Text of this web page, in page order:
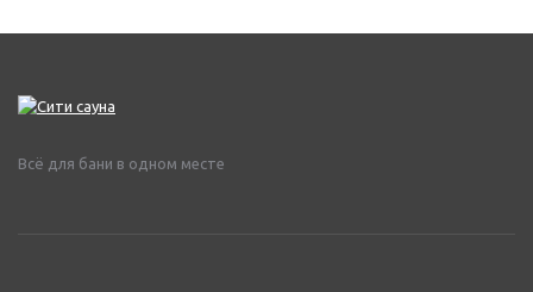
Всё для бани в одном месте